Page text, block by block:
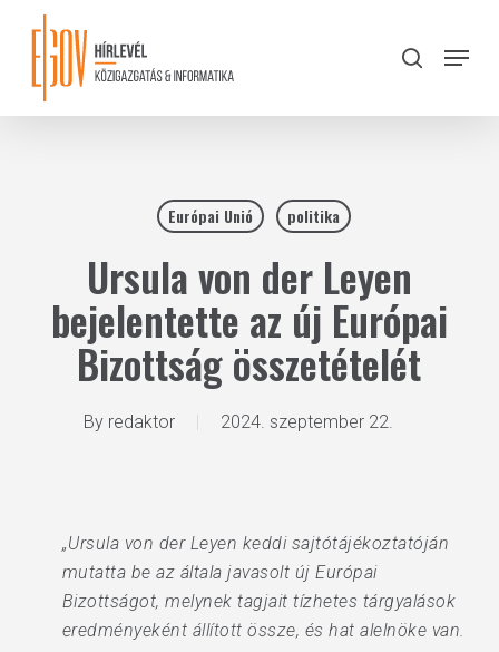
content
search
Menu
Európai Unió politika
Ursula von der Leyen
bejelentette az új Európai
Bizottság összetételét
By redaktor 2024. szeptember 22.
„Ursula von der Leyen keddi sajtótájékoztatóján
mutatta be az általa javasolt új Európai
Bizottságot, melynek tagjait tízhetes tárgyalások
eredményeként állított össze, és hat alelnöke van.
Close